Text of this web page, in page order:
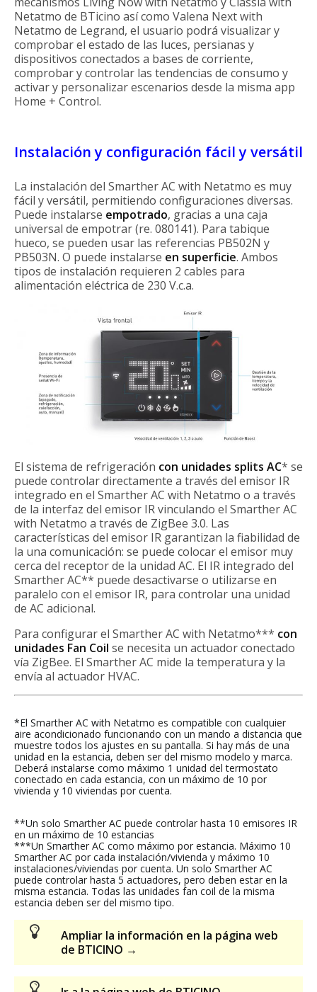
Netatmo de BTicino así como Valena Next with
Netatmo de Legrand, el usuario podrá visualizar y
comprobar el estado de las luces, persianas y
dispositivos conectados a bases de corriente,
comprobar y controlar las tendencias de consumo y
activar y personalizar escenarios desde la misma app
Home + Control.
Instalación y configuración fácil y versátil
La instalación del Smarther AC with Netatmo es muy
fácil y versátil, permitiendo configuraciones diversas.
Puede instalarse empotrado, gracias a una caja
universal de empotrar (re. 080141). Para tabique
hueco, se pueden usar las referencias PB502N y
PB503N. O puede instalarse en superficie. Ambos
tipos de instalación requieren 2 cables para
alimentación eléctrica de 230 V.c.a.
El sistema de refrigeración con unidades splits AC* se
puede controlar directamente a través del emisor IR
integrado en el Smarther AC with Netatmo o a través
de la interfaz del emisor IR vinculando el Smarther AC
with Netatmo a través de ZigBee 3.0. Las
características del emisor IR garantizan la fiabilidad de
la una comunicación: se puede colocar el emisor muy
cerca del receptor de la unidad AC. El IR integrado del
Smarther AC** puede desactivarse o utilizarse en
paralelo con el emisor IR, para controlar una unidad
de AC adicional.
Para configurar el Smarther AC with Netatmo*** con
unidades Fan Coil se necesita un actuador conectado
vía ZigBee. El Smarther AC mide la temperatura y la
envía al actuador HVAC.
*El Smarther AC with Netatmo es compatible con cualquier
aire acondicionado funcionando con un mando a distancia que
muestre todos los ajustes en su pantalla. Si hay más de una
unidad en la estancia, deben ser del mismo modelo y marca.
Deberá instalarse como máximo 1 unidad del termostato
conectado en cada estancia, con un máximo de 10 por
vivienda y 10 viviendas por cuenta.
**Un solo Smarther AC puede controlar hasta 10 emisores IR
en un máximo de 10 estancias
***Un Smarther AC como máximo por estancia. Máximo 10
Smarther AC por cada instalación/vivienda y máximo 10
instalaciones/viviendas por cuenta. Un solo Smarther AC
puede controlar hasta 5 actuadores, pero deben estar en la
misma estancia. Todas las unidades fan coil de la misma
estancia deben ser del mismo tipo.
Ampliar la información en la página web
de BTICINO →